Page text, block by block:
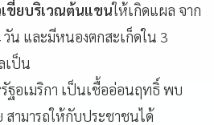
เขี่ยบริเวณต้นแขนให้เกิดแผล จาก
น และมีหนองตกสะเก็ดใน 3
เป็น
เมริกา เป็นเชื้ออ่อนฤทธิ์ พบ
สามารถให้กับประชาชนได้